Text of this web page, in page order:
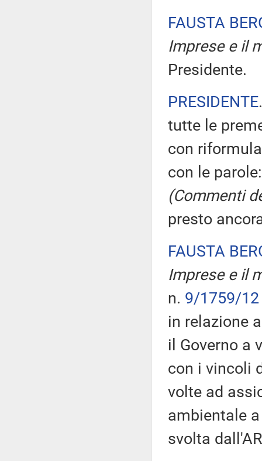
FAUSTA
Imprese e il
Presidente.
PRESIDENTE
tutte le
con
con le
(Commenti
presto
FAUSTA
Imprese e il
n. 9/1759/12
in relazione
il Governo a
con i vincoli
volte ad
ambientale
svolta